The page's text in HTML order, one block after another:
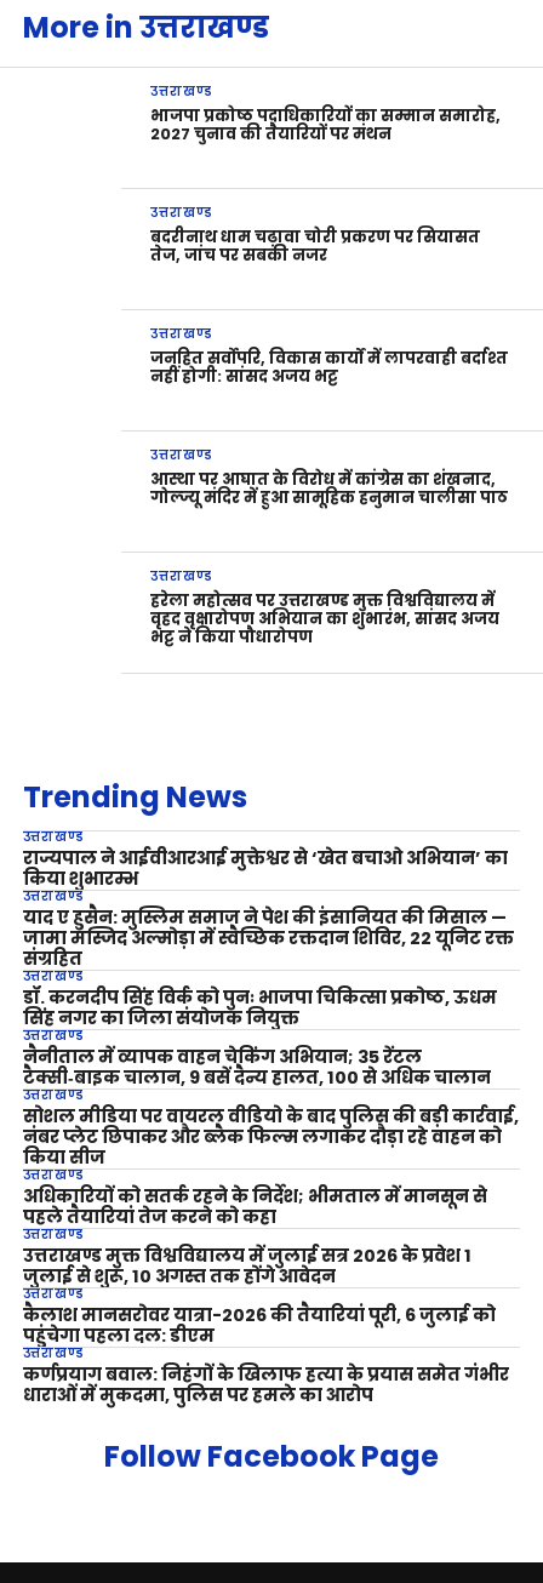
More in उत्तराखण्ड
उत्तराखण्ड
भाजपा प्रकोष्ठ पदाधिकारियों का सम्मान समारोह,
2027 चुनाव की तैयारियों पर मंथन
उत्तराखण्ड
बदरीनाथ धाम चढ़ावा चोरी प्रकरण पर सियासत
तेज, जांच पर सबकी नजर
उत्तराखण्ड
जनहित सर्वोपरि, विकास कार्यों में लापरवाही बर्दाश्त
नहीं होगी: सांसद अजय भट्ट
उत्तराखण्ड
आस्था पर आघात के विरोध में कांग्रेस का शंखनाद,
गोल्ज्यू मंदिर में हुआ सामूहिक हनुमान चालीसा पाठ
उत्तराखण्ड
हरेला महोत्सव पर उत्तराखण्ड मुक्त विश्वविद्यालय में
वृहद वृक्षारोपण अभियान का शुभारंभ, सांसद अजय
भट्ट ने किया पौधारोपण
Trending News
उत्तराखण्ड
राज्यपाल ने आईवीआरआई मुक्तेश्वर से ‘खेत बचाओ अभियान’ का
किया शुभारम्भ
उत्तराखण्ड
याद ए हुसैन: मुस्लिम समाज ने पेश की इंसानियत की मिसाल —
जामा मस्जिद अल्मोड़ा में स्वैच्छिक रक्तदान शिविर, 22 यूनिट रक्त
संग्रहित
उत्तराखण्ड
डॉ. करनदीप सिंह विर्क को पुनः भाजपा चिकित्सा प्रकोष्ठ, ऊधम
सिंह नगर का जिला संयोजक नियुक्त
उत्तराखण्ड
नैनीताल में व्यापक वाहन चेकिंग अभियान; 35 रेंटल
टैक्सी‑बाइक चालान, 9 बसें दैन्य हालत, 100 से अधिक चालान
उत्तराखण्ड
सोशल मीडिया पर वायरल वीडियो के बाद पुलिस की बड़ी कार्रवाई,
नंबर प्लेट छिपाकर और ब्लैक फिल्म लगाकर दौड़ा रहे वाहन को
किया सीज
उत्तराखण्ड
अधिकारियों को सतर्क रहने के निर्देश; भीमताल में मानसून से
पहले तैयारियां तेज करने को कहा
उत्तराखण्ड
उत्तराखण्ड मुक्त विश्वविद्यालय में जुलाई सत्र 2026 के प्रवेश 1
जुलाई से शुरू, 10 अगस्त तक होंगे आवेदन
उत्तराखण्ड
कैलाश मानसरोवर यात्रा-2026 की तैयारियां पूरी, 6 जुलाई को
पहुंचेगा पहला दल: डीएम
उत्तराखण्ड
कर्णप्रयाग बवाल: निहंगों के खिलाफ हत्या के प्रयास समेत गंभीर
धाराओं में मुकदमा, पुलिस पर हमले का आरोप
Follow Facebook Page